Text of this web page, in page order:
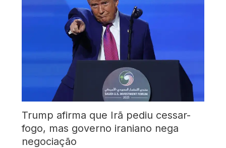
Trump afirma que Irã pediu cessar-
fogo, mas governo iraniano nega
negociação